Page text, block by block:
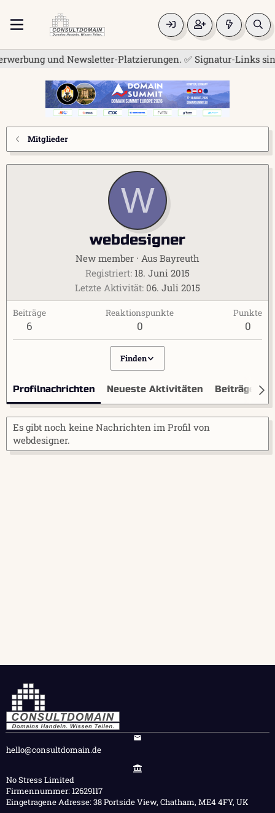
und Newsletter-Platzierungen. ✅ Signatur-Links
Mitglieder
W
webdesigner
New member · Aus Bayreuth
Registriert 18. Juni 2015
Letzte Aktivität 06. Juli 2015
Beiträge
6
Reaktionspunkte
0
Punkte
0
Finden
Profilnachrichten Neueste Aktivitäten Beiträge
Es gibt noch keine Nachrichten im Profil von
webdesigner.
hello@consultdomain.de
No Stress Limited
Firmennummer: 12629117
Eingetragene Adresse: 38 Portside View, Chatham, ME4 4FY, UK